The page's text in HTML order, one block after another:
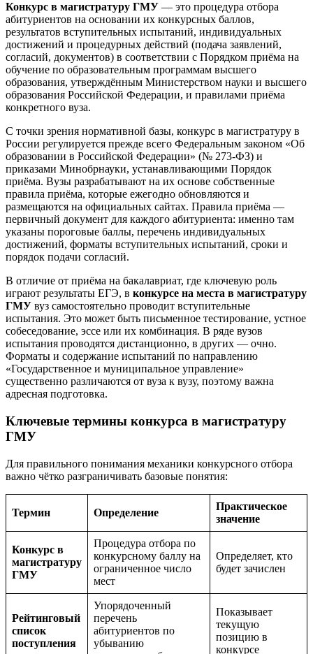
Конкурс в магистратуру ГМУ — это процедура отбора
абитуриентов на основании их конкурсных баллов,
результатов вступительных испытаний, индивидуальных
достижений и процедурных действий (подача заявлений,
согласий, документов) в соответствии с Порядком приёма на
обучение по образовательным программам высшего
образования, утверждённым Министерством науки и высшего
образования Российской Федерации, и правилами приёма
конкретного вуза.
С точки зрения нормативной базы, конкурс в магистратуру в
России регулируется прежде всего Федеральным законом «Об
образовании в Российской Федерации» (№ 273-ФЗ) и
приказами Минобрнауки, устанавливающими Порядок
приёма. Вузы разрабатывают на их основе собственные
правила приёма, которые ежегодно обновляются и
размещаются на официальных сайтах. Правила приёма —
первичный документ для каждого абитуриента: именно там
указаны пороговые баллы, перечень индивидуальных
достижений, форматы вступительных испытаний, сроки и
порядок подачи согласий.
В отличие от приёма на бакалавриат, где ключевую роль
играют результаты ЕГЭ, в конкурсе на места в магистратуру
ГМУ вуз самостоятельно проводит вступительные
испытания. Это может быть письменное тестирование, устное
собеседование, эссе или их комбинация. В ряде вузов
испытания проводятся дистанционно, в других — очно.
Форматы и содержание испытаний по направлению
«Государственное и муниципальное управление»
существенно различаются от вуза к вузу, поэтому важна
адресная подготовка.
Ключевые термины конкурса в магистратуру
ГМУ
Для правильного понимания механики конкурсного отбора
важно чётко разграничивать базовые понятия:
Термин Определение
Практическое
значение
Конкурс в
магистратуру
ГМУ
Процедура отбора по
конкурсному баллу на
ограниченное число
мест
Определяет, кто
будет зачислен
Рейтинговый
список
поступления
Упорядоченный
перечень
абитуриентов по
убыванию
Показывает
текущую
позицию в
конкурсе